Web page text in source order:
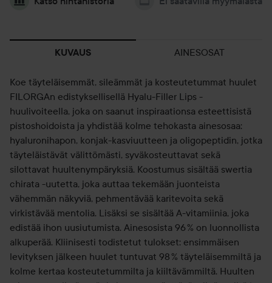
KUVAUS AINESOSAT
Koe täyteläisemmät, sileämmät ja kosteutetummat huulet
FILORGAn edistyksellisellä Hyalu-Filler Lips -
huulivoiteella, joka on saanut inspiraationsa esteettisistä
pistoshoidoista ja yhdistää kolme tehokasta ainesosaa:
hyaluronihapon, konjak-kasviuutteen ja oligopeptidin, jotka
täyteläistävät välittömästi, syväkosteuttavat sekä
silottavat huultenympäryksiä. Koostumus sisältää swertia
chirata -uutetta, joka auttaa tekemään juonteista
vähemmän näkyviä, pehmentävää karitevoita sekä
virkistävää mentolia. Lisäksi se sisältää A-vitamiinia, joka
edistää ihon uusiutumista. Ainesosista 96 % on luonnollista
alkuperää. Kliinisesti todistetut tulokset: ensimmäisen
levityksen jälkeen huulet tuntuvat 98 % täyteläisemmiltä ja
kolme kertaa kosteutetummilta ja kiiltävämmiltä. Huulten